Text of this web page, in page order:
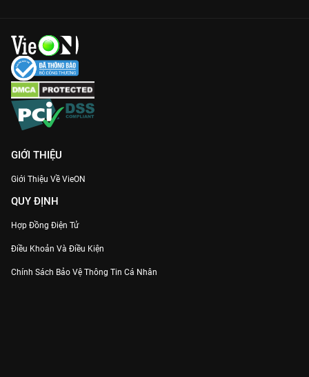
GIỚI THIỆU
Giới Thiệu Về VieON
QUY ĐỊNH
Hợp Đồng Điện Tử
Điều Khoản Và Điều Kiện
Chính Sách Bảo Vệ Thông Tin Cá Nhân